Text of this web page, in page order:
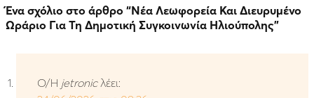
Ένα σχόλιο στο άρθρο “Νέα Λεωφορεία Και Διευρυμένο
Ωράριο Για Τη Δημοτική Συγκοινωνία Ηλιούπολης”
Ο/Η jetronic λέει: